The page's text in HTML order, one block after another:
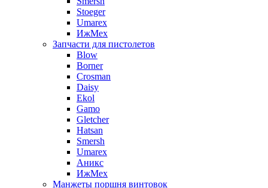
Stoeger
Umarex
ИжМех
Запчасти для пистолетов
Blow
Borner
Crosman
Daisy
Ekol
Gamo
Gletcher
Hatsan
Smersh
Umarex
Аникс
ИжМех
Манжеты поршня винтовок